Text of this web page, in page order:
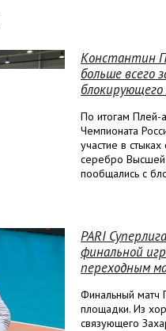
Константин
больше всего
По итогам Плей-
Чемпионата
участие в
серебро
пообщались с
PARI
финальной
переходным
Финальный матч
площадки. Из
связующего